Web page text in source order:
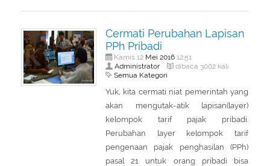
Cermati Perubahan Lapisan
PPh Pribadi
Kamis 12 Mei 201612:51
Administrator dibaca 3002 kali
Semua Kategori
Yuk, kita cermati niat pemerintah yang
akan mengutak-atik lapisan(layer)
kelompok tarif pajak pribadi.
Perubahan layer kelompok tarif
pengenaan pajak penghasilan (PPh)
pasal 21 untuk orang pribadi bisa